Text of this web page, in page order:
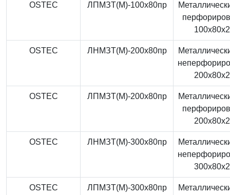
OSTEC ЛПМЗТ(М)-100x80пр
OSTEC ЛНМЗТ(М)-200x80пр
OSTEC ЛПМЗТ(М)-200x80пр
OSTEC ЛНМЗТ(М)-300x80пр
OSTEC ЛПМЗТ(М)-300x80пр